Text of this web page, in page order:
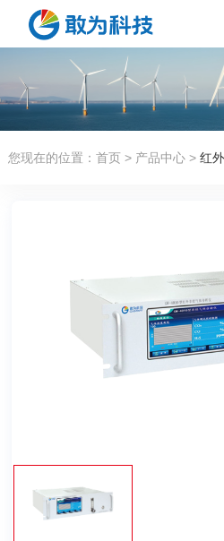
您现在的位置： 首页> 产品中心> 红